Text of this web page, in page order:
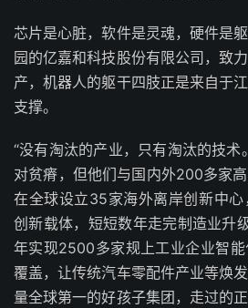
芯片是心脏，软件是灵魂，硬件是
园的亿嘉和科技股份有限公司，致
产，机器人的躯干四肢正是来自于
支撑。
“没有淘汰的产业，只有淘汰的技术
对贫瘠，但他们与国内外200多家高
在全球设立35家海外离岸创新中
创新载体，短短数年走完制造业升
年实现2500多家规上工业企业智
覆盖，让传统汽车零配件产业等焕
量全球第一的好孩子集团，走过的